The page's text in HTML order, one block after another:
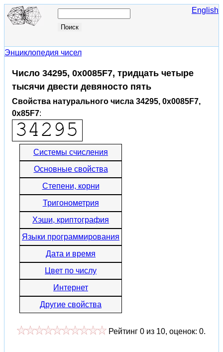
English
Энциклопедия чисел
Число 34295, 0x0085F7, тридцать четыре
тысячи двести девяносто пять
Свойства натурального числа 34295, 0x0085F7,
0x85F7:
Системы счисления
Основные свойства
Степени, корни
Тригонометрия
Хэши, криптография
Языки программирования
Дата и время
Цвет по числу
Интернет
Другие свойства
Рейтинг 0 из 10, оценок: 0.